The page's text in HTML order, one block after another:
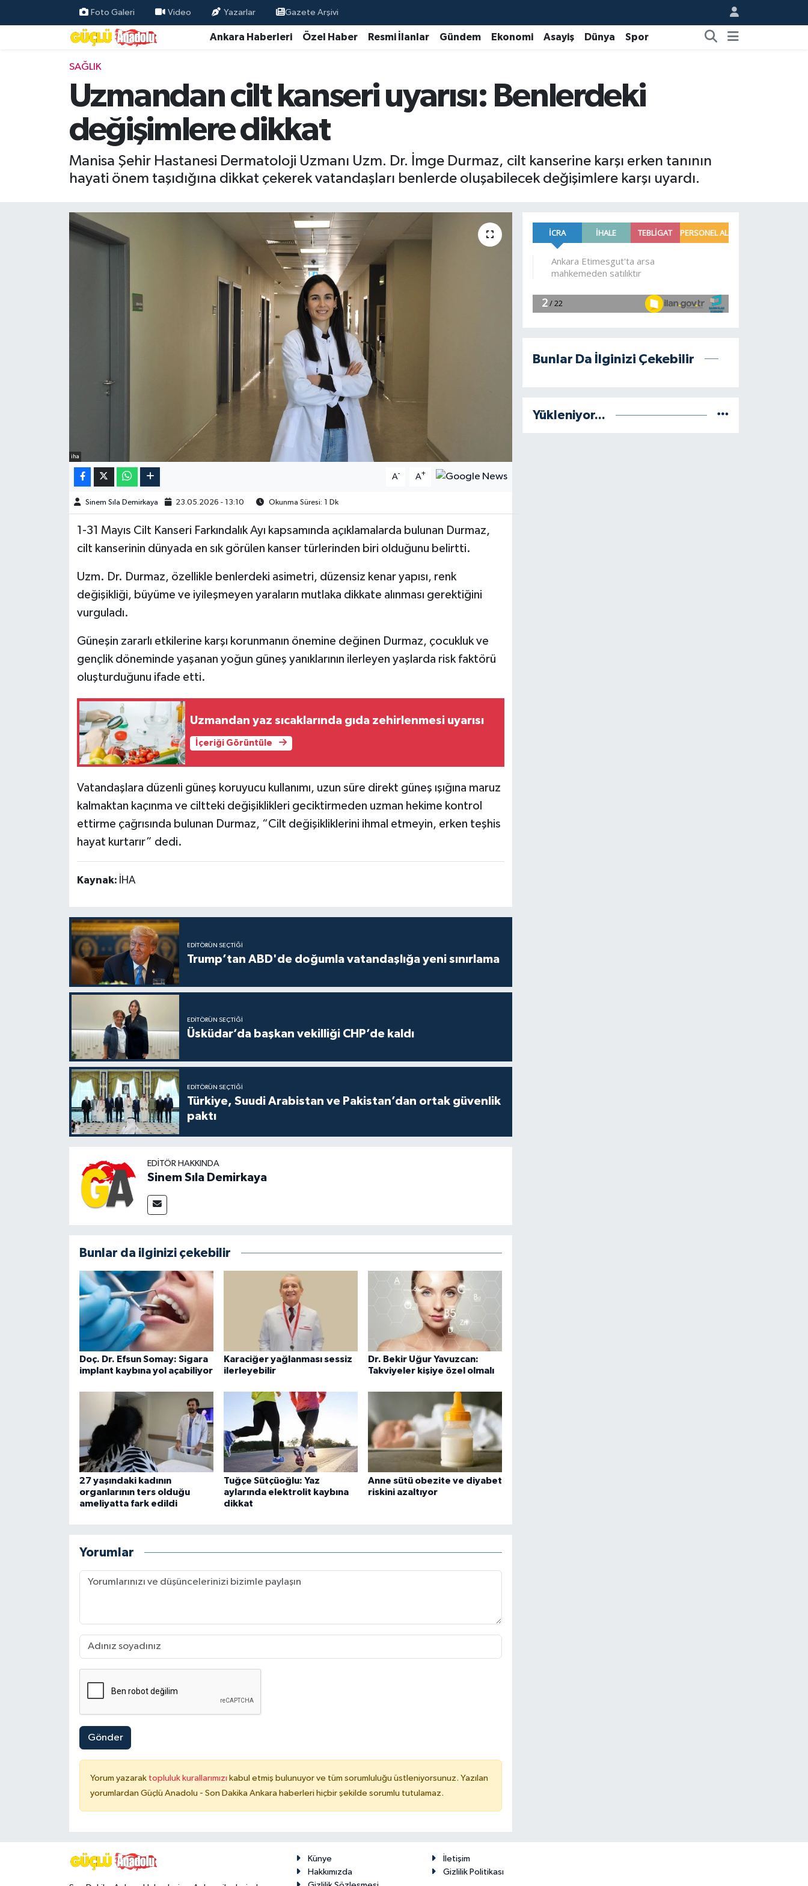
Foto Galeri Video Yazarlar Gazete Arşivi
Ankara Haberleri Özel Haber Resmi İlanlar Gündem Ekonomi Asayiş Dünya Spor
SAĞLIK
Uzmandan cilt kanseri uyarısı: Benlerdeki
değişimlere dikkat
Manisa Şehir Hastanesi Dermatoloji Uzmanı Uzm. Dr. İmge Durmaz, cilt kanserine karşı erken tanının
hayati önem taşıdığına dikkat çekerek vatandaşları benlerde oluşabilecek değişimlere karşı uyardı.
iha
A- A+
Sinem Sıla Demirkaya 23.05.2026 - 13:10 Okunma Süresi: 1 Dk
1-31 Mayıs Cilt Kanseri Farkındalık Ayı kapsamında açıklamalarda bulunan Durmaz,
cilt kanserinin dünyada en sık görülen kanser türlerinden biri olduğunu belirtti.
Uzm. Dr. Durmaz, özellikle benlerdeki asimetri, düzensiz kenar yapısı, renk
değişikliği, büyüme ve iyileşmeyen yaraların mutlaka dikkate alınması gerektiğini
vurguladı.
Güneşin zararlı etkilerine karşı korunmanın önemine değinen Durmaz, çocukluk ve
gençlik döneminde yaşanan yoğun güneş yanıklarının ilerleyen yaşlarda risk faktörü
oluşturduğunu ifade etti.
Uzmandan yaz sıcaklarında gıda zehirlenmesi uyarısı
İçeriği Görüntüle
Vatandaşlara düzenli güneş koruyucu kullanımı, uzun süre direkt güneş ışığına maruz
kalmaktan kaçınma ve ciltteki değişiklikleri geciktirmeden uzman hekime kontrol
ettirme çağrısında bulunan Durmaz, “Cilt değişikliklerini ihmal etmeyin, erken teşhis
hayat kurtarır” dedi.
Kaynak: İHA
EDITÖRÜN SEÇTIĞI
Trump’tan ABD'de doğumla vatandaşlığa yeni sınırlama
EDITÖRÜN SEÇTIĞI
Üsküdar’da başkan vekilliği CHP’de kaldı
EDITÖRÜN SEÇTIĞI
Türkiye, Suudi Arabistan ve Pakistan’dan ortak güvenlik
paktı
EDITÖR HAKKINDA
Sinem Sıla Demirkaya
Bunlar da ilginizi çekebilir
Doç. Dr. Efsun Somay: Sigara
implant kaybına yol açabiliyor
Karaciğer yağlanması sessiz
ilerleyebilir
Dr. Bekir Uğur Yavuzcan:
Takviyeler kişiye özel olmalı
27 yaşındaki kadının
organlarının ters olduğu
ameliyatta fark edildi
Tuğçe Sütçüoğlu: Yaz
aylarında elektrolit kaybına
dikkat
Anne sütü obezite ve diyabet
riskini azaltıyor
Yorumlar
Gönder
Yorum yazarak topluluk kurallarımızı kabul etmiş bulunuyor ve tüm sorumluluğu üstleniyorsunuz. Yazılan
yorumlardan Güçlü Anadolu - Son Dakika Ankara haberleri hiçbir şekilde sorumlu tutulamaz.
Bunlar Da İlginizi Çekebilir
Yükleniyor...
Künye
İletişim
Hakkımızda
Gizlilik Politikası
Özel Haber
Resmi İlanlar
Ekonomi
Gündem
Kim kimdir?
Kültür Sanat
Teknoloji
Yaşam-Çevre